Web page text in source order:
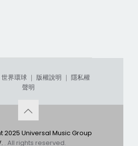
世界環球 ｜ 版權說明 ｜ 隱私權
聲明
2025 Universal Music Group
. All rights reserved.